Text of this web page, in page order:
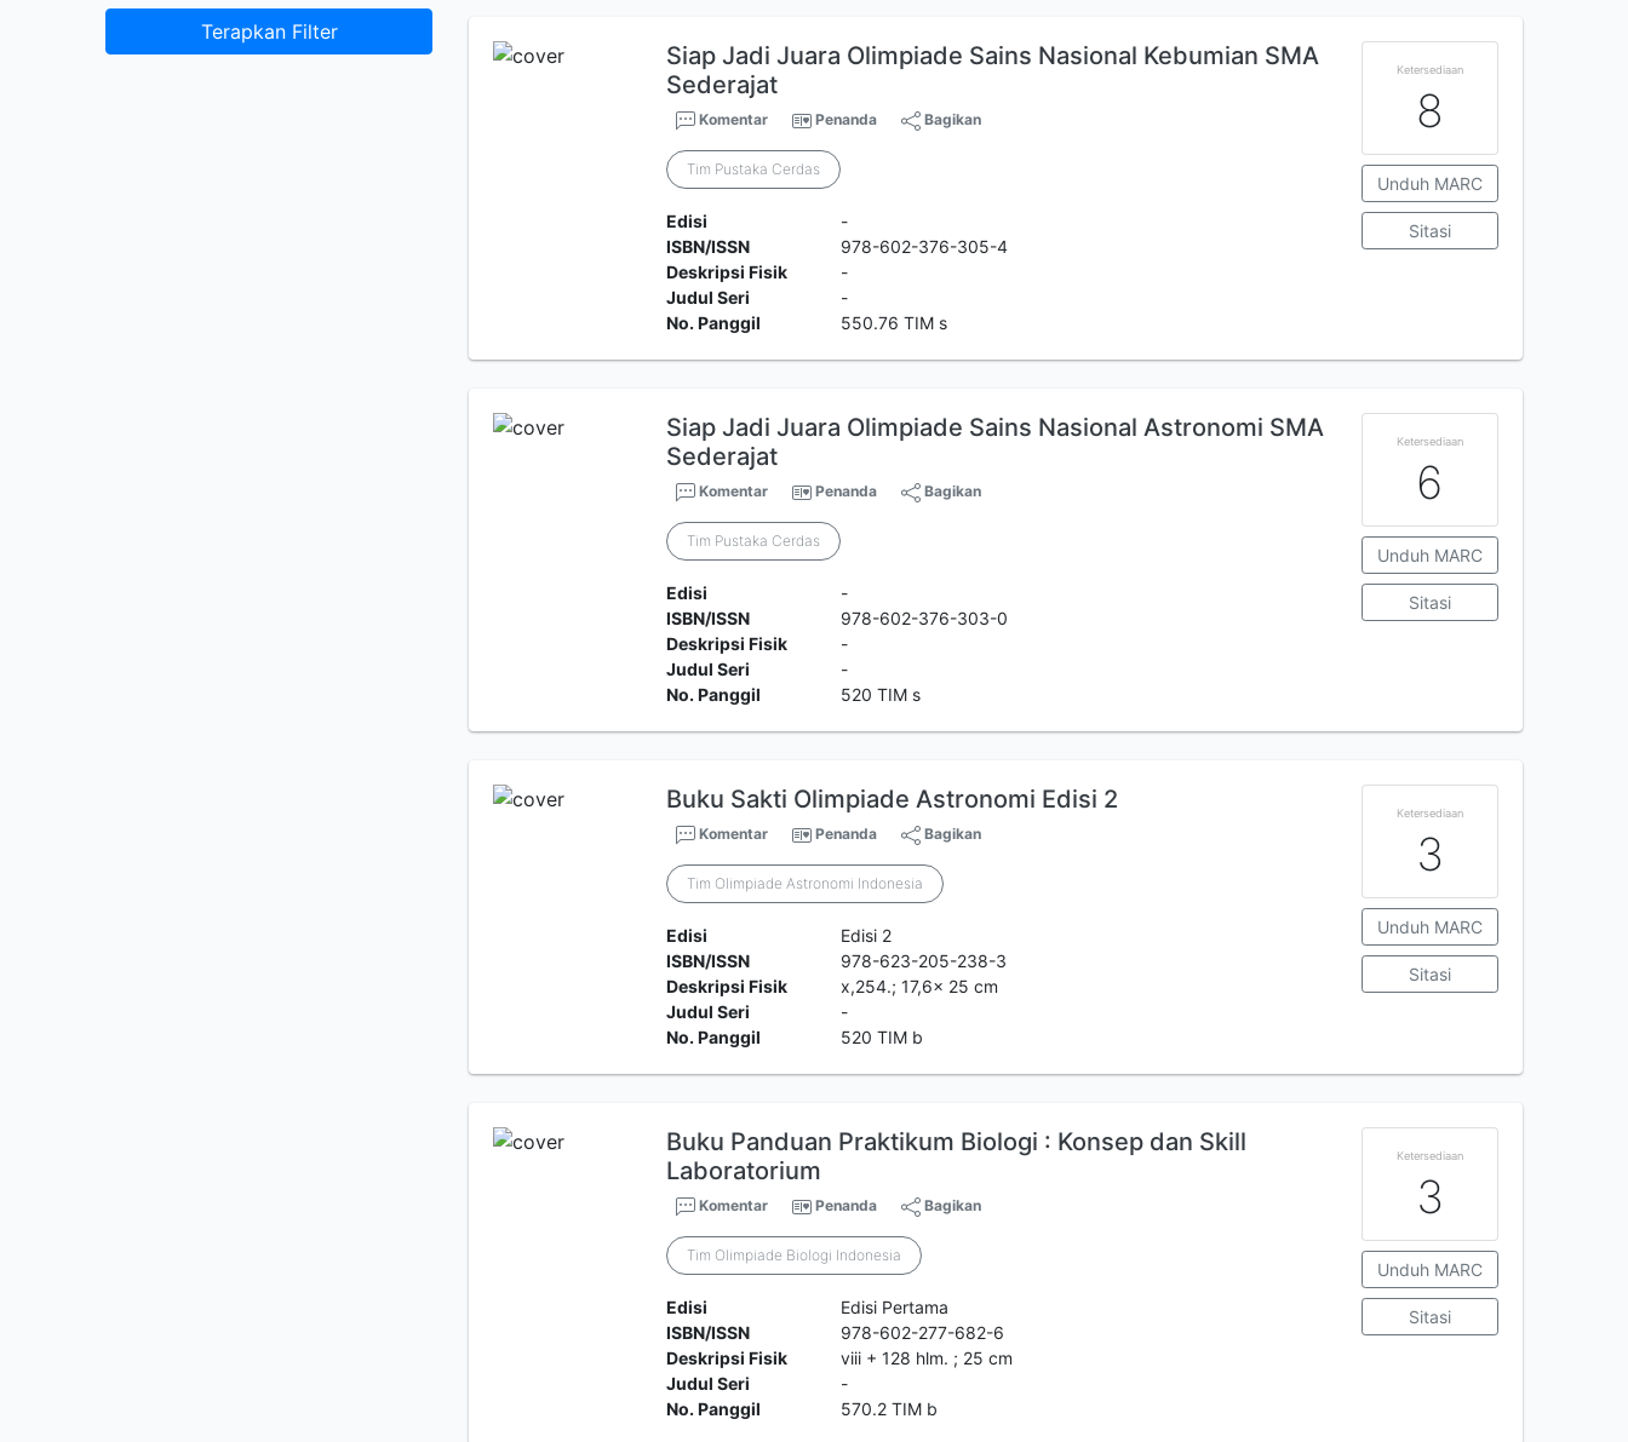
Terapkan Filter
Siap Jadi Juara Olimpiade Sains Nasional Kebumian SMA
Sederajat
Komentar Penanda Bagikan
Tim Pustaka Cerdas
Edisi
-
ISBN/ISSN
978-602-376-305-4
Deskripsi Fisik
-
Judul Seri
-
No. Panggil
550.76 TIM s
Ketersediaan
8
Unduh MARC
Sitasi
Siap Jadi Juara Olimpiade Sains Nasional Astronomi SMA
Sederajat
Komentar Penanda Bagikan
Tim Pustaka Cerdas
Edisi
-
ISBN/ISSN
978-602-376-303-0
Deskripsi Fisik
-
Judul Seri
-
No. Panggil
520 TIM s
Ketersediaan
6
Unduh MARC
Sitasi
Buku Sakti Olimpiade Astronomi Edisi 2
Komentar Penanda Bagikan
Tim Olimpiade Astronomi Indonesia
Edisi
Edisi 2
ISBN/ISSN
978-623-205-238-3
Deskripsi Fisik
x,254.; 17,6x 25 cm
Judul Seri
-
No. Panggil
520 TIM b
Ketersediaan
3
Unduh MARC
Sitasi
Buku Panduan Praktikum Biologi : Konsep dan Skill
Laboratorium
Komentar Penanda Bagikan
Tim Olimpiade Biologi Indonesia
Edisi
Edisi Pertama
ISBN/ISSN
978-602-277-682-6
Deskripsi Fisik
viii + 128 hlm. ; 25 cm
Judul Seri
-
No. Panggil
570.2 TIM b
Ketersediaan
3
Unduh MARC
Sitasi